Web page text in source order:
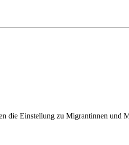
die Einstellung zu Migrantinnen und